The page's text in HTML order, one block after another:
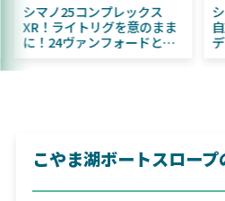
年11月発売予定！
ふく魚／ちびふく魚
ッグベイト初心者にお
シマノ
XR！ラ
に！24
こやま湖ボートスロー